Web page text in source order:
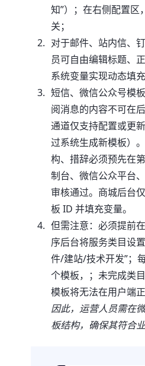
知”）；在右侧配置区
关；
对于邮件、站内信、
员可自由编辑标题、
系统变量实现动态填
短信、微信公众号模
阅消息的内容不可在
通道仅支持配置或更
过系统生成新模板）
构、措辞必须预先在
制台、微信公众平台
审核通过。商城后台
板 ID 并填充变量。
但需注意：必须提前
序后台将服务类目设
件/建站/技术开发”；
个模板，；未完成类
模板将无法在用户端正
因此，运营人员需在
板结构，确保其符合